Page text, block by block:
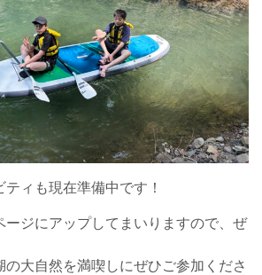
ィも現在準備中です！
ージにアップしてまいりますので、ぜ
の大自然を満喫しにぜひご参加くださ